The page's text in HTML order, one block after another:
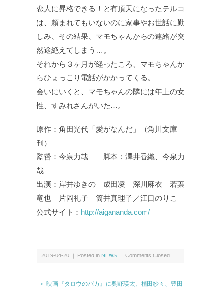
恋人に昇格できる！と有頂天になったテルコ
は、頼まれてもいないのに家事やお世話に勤
しみ、その結果、マモちゃんからの連絡が突
然途絶えてしまう…。
それから３ヶ月が経ったころ、マモちゃんか
らひょっこり電話がかかってくる。
会いにいくと、マモちゃんの隣には年上の女
性、すみれさんがいた…。
原作：角田光代「愛がなんだ」（角川文庫
刊）
監督：今泉力哉 脚本：澤井香織、今泉力
哉
出演：岸井ゆきの 成田凌 深川麻衣 若葉
竜也 片岡礼子 筒井真理子／江口のりこ
公式サイト： http://aigananda.com/
2019-04-20 ｜ Posted in NEWS ｜ Comments Closed
＜ 映画『タロウのバカ』に奥野瑛太、植田紗々、豊田